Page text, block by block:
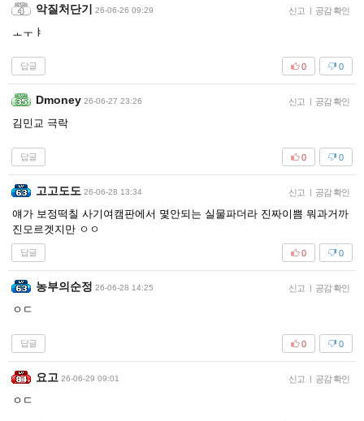
악질처단기 26-06-26 09:29 신고 | 공감 확인
ㅗㅜㅑ
답글 0
0
Dmoney 26-06-27 23:26 신고 | 공감 확인
김민교 극락
답글 0
0
고고도도 26-06-28 13:34 신고 | 공감 확인
얘가 보정떡칠 사기여캠판에서 몇안되는 실물파더라 진짜이쁨 뭐과거까
진모르겟지만 ㅇㅇ
답글 0
0
농부의순정 26-06-28 14:25 신고 | 공감 확인
ㅇㄷ
답글 0
0
요고 26-06-29 09:01 신고 | 공감 확인
ㅇㄷ